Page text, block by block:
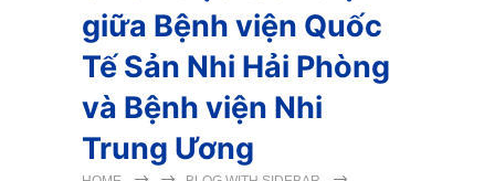
giữa Bệnh viện Quốc
Tế Sản Nhi Hải Phòng
và Bệnh viện Nhi
Trung Ương